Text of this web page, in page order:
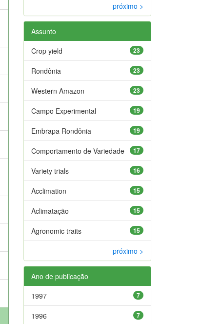
próximo >
Assunto
23
Crop yield
23
Rondônia
23
Western Amazon
19
Campo Experimental
19
Embrapa Rondônia
17
Comportamento de Variedade
16
Variety trials
15
Acclimation
15
Aclimatação
15
Agronomic traits
próximo >
Ano de publicação
7
1997
7
1996